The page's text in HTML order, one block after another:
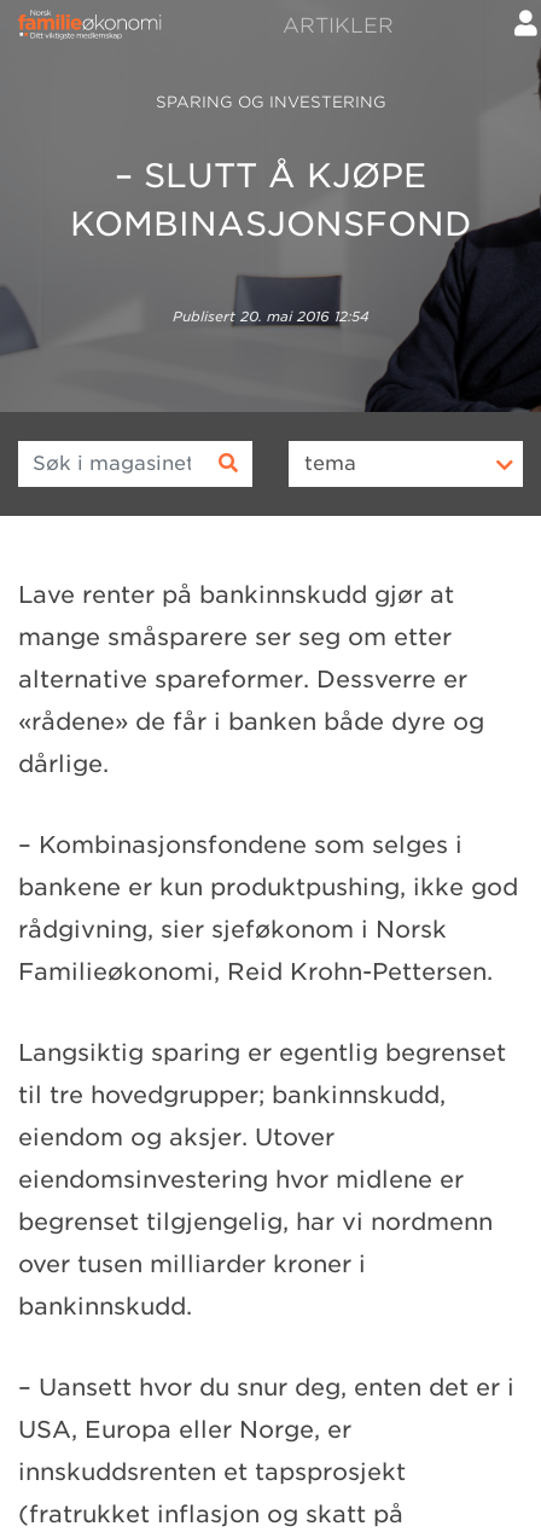
ARTIKLER
SPARING OG INVESTERING
– SLUTT Å KJØPE
KOMBINASJONSFOND
Publisert 20. mai 2016 12:54
Søk i magasinet tema
Lave renter på bankinnskudd gjør at
mange småsparere ser seg om etter
alternative spareformer. Dessverre er
«rådene» de får i banken både dyre og
dårlige.
– Kombinasjonsfondene som selges i
bankene er kun produktpushing, ikke god
rådgivning, sier sjeføkonom i Norsk
Familieøkonomi, Reid Krohn-Pettersen.
Langsiktig sparing er egentlig begrenset
til tre hovedgrupper; bankinnskudd,
eiendom og aksjer. Utover
eiendomsinvestering hvor midlene er
begrenset tilgjengelig, har vi nordmenn
over tusen milliarder kroner i
bankinnskudd.
– Uansett hvor du snur deg, enten det er i
USA, Europa eller Norge, er
innskuddsrenten et tapsprosjekt
(fratrukket inflasjon og skatt på